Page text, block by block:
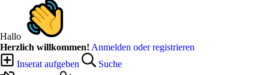
Hallo
Herzlich willkommen! Anmelden oder registrieren
Inserat aufgeben
Suche